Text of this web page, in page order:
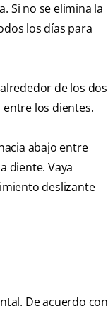
Si no se elimina la
los días para
de los dos
los dientes.
abajo entre
diente. Vaya
deslizante
De acuerdo con